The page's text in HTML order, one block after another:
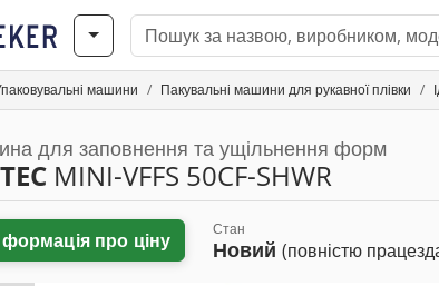
машини Пакувальні машини для рукавної плівки
для заповнення та ущільнення форм
MINI-VFFS 50CF-SHWR
про ціну Стан
Новий(повністю